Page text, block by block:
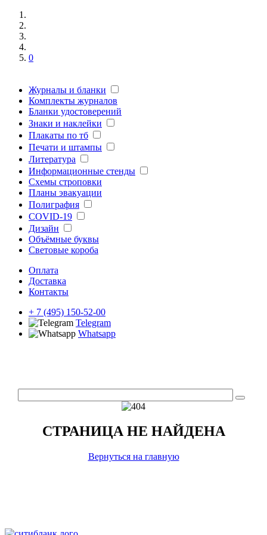
0
Журналы и бланки
Комплекты журналов
Бланки удостоверений
Знаки и наклейки
Плакаты по тб
Печати и штампы
Литература
Информационные стенды
Схемы строповки
Планы эвакуации
Полиграфия
COVID-19
Дизайн
Объёмные буквы
Световые короба
Оплата
Доставка
Контакты
+ 7 (495) 150-52-00
Telegram
Whatsapp
СТРАНИЦА НЕ НАЙДЕНА
Вернуться на главную